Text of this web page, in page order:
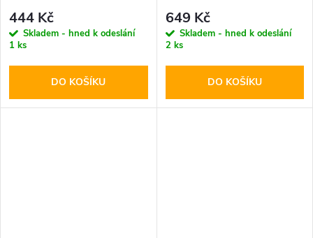
kabel
444 Kč
Skladem - hned k odeslání
1 ks
DO KOŠÍKU
649 Kč
Skladem - hned k odeslání
2 ks
DO KOŠÍKU